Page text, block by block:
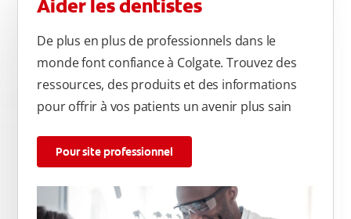
Aider les dentistes
De plus en plus de professionnels dans le
monde font confiance à Colgate. Trouvez des
ressources, des produits et des informations
pour offrir à vos patients un avenir plus sain
Pour site professionnel